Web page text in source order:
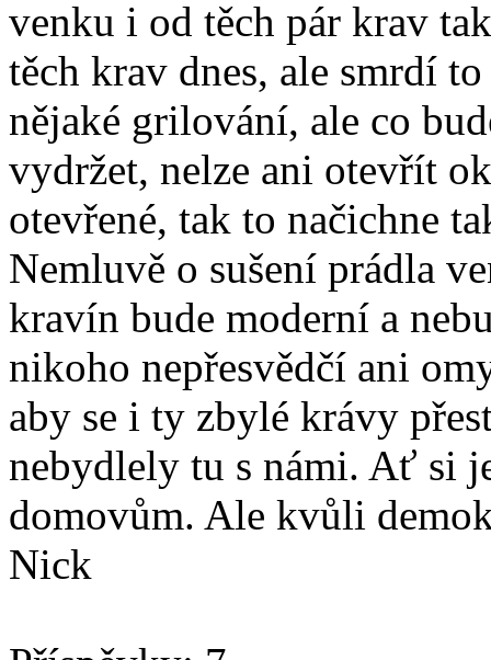
venku i od těch pár krav
těch krav dnes, ale smrdí
nějaké grilování, ale co
vydržet, nelze ani otevřít
otevřené, tak to načichne
Nemluvě o sušení prádla
kravín bude moderní a
nikoho nepřesvědčí ani
aby se i ty zbylé krávy
nebydlely tu s námi. Ať si
domovům. Ale kvůli
Nick